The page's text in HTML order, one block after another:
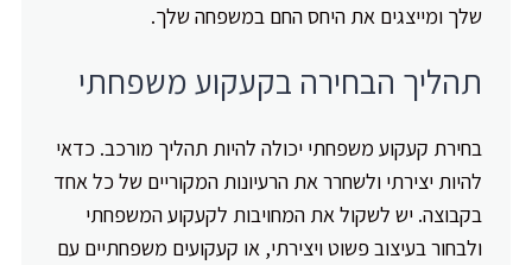
שלך ומייצגים את היחס החם במשפחה שלך.
תהליך הבחירה בקעקוע משפחתי
בחירת קעקוע משפחתי יכולה להיות תהליך מורכב. כדאי
להיות יצירתי ולשחרר את הרעיונות המקוריים של כל אחד
בקבוצה. יש לשקול את המחויבות לקעקוע המשפחתי
ולבחור בעיצוב פשוט ויצירתי, או קעקועים משפחתיים עם